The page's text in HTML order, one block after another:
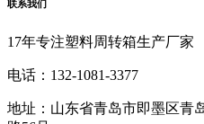
联系我们
17年专注塑料周转箱生产厂家
电话： 132-1081-3377
地址： 山东省青岛市即墨区青